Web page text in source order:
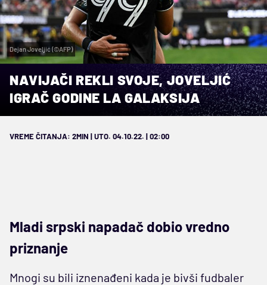
Dejan Joveljić (©AFP)
NAVIJAČI REKLI SVOJE, JOVELJIĆ
IGRAČ GODINE LA GALAKSIJA
VREME ČITANJA: 2MIN | UTO. 04.10.22. | 02:00
Mladi srpski napadač dobio vredno
priznanje
Mnogi su bili iznenađeni kada je bivši fudbaler